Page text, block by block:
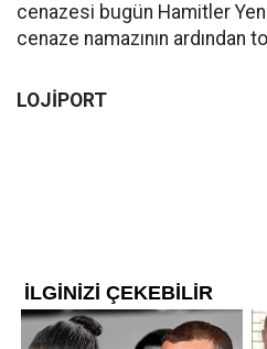
cenazesi bugün Hamitler
cenaze namazının ardından
LOJİPORT